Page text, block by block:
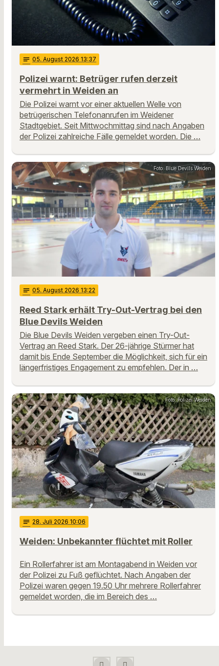
notes 05. August 2026 13:37
Polizei warnt: Betrüger rufen derzeit
vermehrt in Weiden an
Die Polizei warnt vor einer aktuellen Welle von
betrügerischen Telefonanrufen im Weidener
Stadtgebiet. Seit Mittwochmittag sind nach Angaben
der Polizei zahlreiche Fälle gemeldet worden. Die …
Foto: Blue Devils Weiden
notes 05. August 2026 13:22
Reed Stark erhält Try-Out-Vertrag bei den
Blue Devils Weiden
Die Blue Devils Weiden vergeben einen Try-Out-
Vertrag an Reed Stark. Der 26-jährige Stürmer hat
damit bis Ende September die Möglichkeit, sich für ein
längerfristiges Engagement zu empfehlen. Der in …
Foto: Polizei Weiden
notes 28. Juli 2026 10:06
Weiden: Unbekannter flüchtet mit Roller
Ein Rollerfahrer ist am Montagabend in Weiden vor
der Polizei zu Fuß geflüchtet. Nach Angaben der
Polizei waren gegen 19.50 Uhr mehrere Rollerfahrer
gemeldet worden, die im Bereich des …